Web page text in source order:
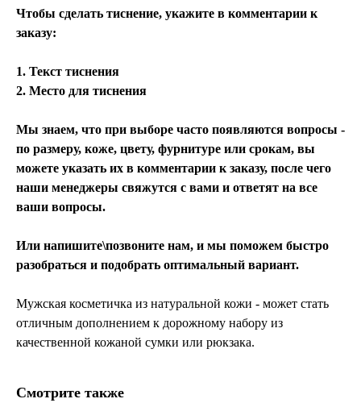
Чтобы сделать тиснение, укажите в комментарии к
заказу:
1. Текст тиснения
2. Место для тиснения
Мы знаем, что при выборе часто появляются вопросы -
по размеру, коже, цвету, фурнитуре или срокам, вы
можете указать их в комментарии к заказу, после чего
наши менеджеры свяжутся с вами и ответят на все
ваши вопросы.
Или напишите\позвоните нам, и мы поможем быстро
разобраться и подобрать оптимальный вариант.
Мужская косметичка из натуральной кожи - может стать
отличным дополнением к дорожному набору из
качественной кожаной сумки или рюкзака.
Смотрите также